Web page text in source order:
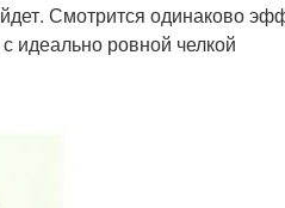
Смотрится одинаково
идеально ровной челкой